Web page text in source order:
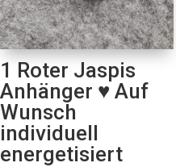
1 Roter Jaspis
Anhänger ♥ Auf
Wunsch
individuell
energetisiert